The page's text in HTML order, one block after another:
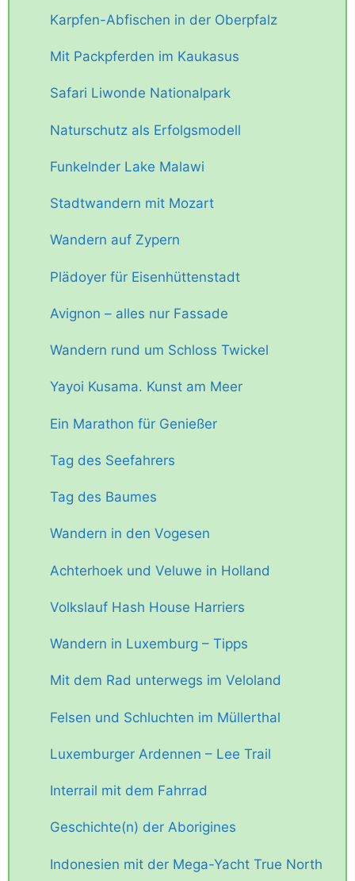
Karpfen-Abfischen in der Oberpfalz
Mit Packpferden im Kaukasus
Safari Liwonde Nationalpark
Naturschutz als Erfolgsmodell
Funkelnder Lake Malawi
Stadtwandern mit Mozart
Wandern auf Zypern
Plädoyer für Eisenhüttenstadt
Avignon – alles nur Fassade
Wandern rund um Schloss Twickel
Yayoi Kusama. Kunst am Meer
Ein Marathon für Genießer
Tag des Seefahrers
Tag des Baumes
Wandern in den Vogesen
Achterhoek und Veluwe in Holland
Volkslauf Hash House Harriers
Wandern in Luxemburg – Tipps
Mit dem Rad unterwegs im Veloland
Felsen und Schluchten im Müllerthal
Luxemburger Ardennen – Lee Trail
Interrail mit dem Fahrrad
Geschichte(n) der Aborigines
Indonesien mit der Mega-Yacht True North